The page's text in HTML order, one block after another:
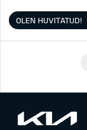
OLEN HUVITATUD!